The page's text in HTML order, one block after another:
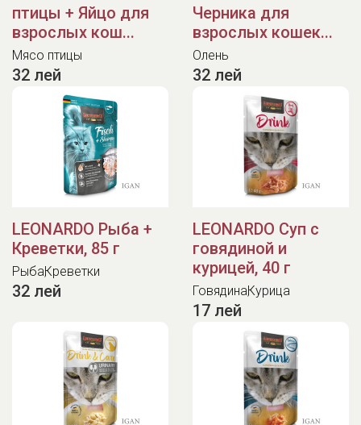
птицы + Яйцо для
взрослых кош...
Мясо птицы
32 лей
Черника для
взрослых кошек...
Олень
32 лей
LEONARDO Рыба +
Креветки, 85 г
РыбаКреветки
32 лей
LEONARDO Суп с
говядиной и
курицей, 40 г
ГовядинаКурица
17 лей